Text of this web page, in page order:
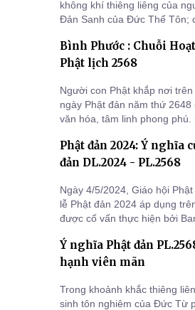
không khí thiêng liêng của
Đản Sanh của Đức Thế Tôn;
chùa Vĩnh Tràng, xã Mỹ
Bình Phước : Chuỗi
Phật lịch 2568
Người con Phật khắp nơi
ngày Phật đản năm thứ
văn hóa, tâm linh phong
Trị sự (đường Nguyễn Huệ,
Phật gi
Phật đản 2024: Ý nghĩa
đản DL.2024 - PL.2568
Ngày 4/5/2024, Giáo hội
lễ Phật đản 2024 áp dụng
được cố vấn thực hiện bởi
PGS TS Trần Trọng Dương.
Ý nghĩa Phật đản
hạnh viên mãn
Trong khoảnh khắc thiêng
sinh tôn nghiêm của Đức Từ